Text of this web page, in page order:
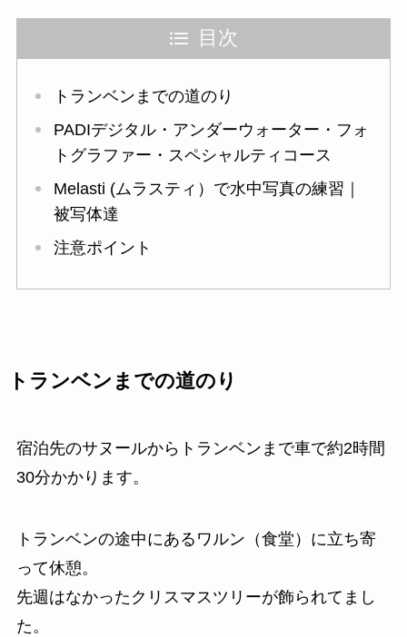
目次
トランベンまでの道のり
PADIデジタル・アンダーウォーター・フォ
トグラファー・スペシャルティコース
Melasti (ムラスティ）で水中写真の練習｜
被写体達
注意ポイント
トランベンまでの道のり
宿泊先のサヌールからトランベンまで車で約2時間
30分かかります。
トランベンの途中にあるワルン（食堂）に立ち寄
って休憩。
先週はなかったクリスマスツリーが飾られてまし
た。